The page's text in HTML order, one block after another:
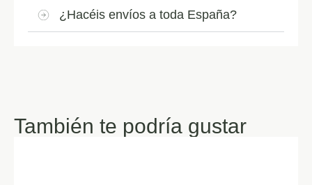
¿Hacéis envíos a toda España?
También te podría gustar